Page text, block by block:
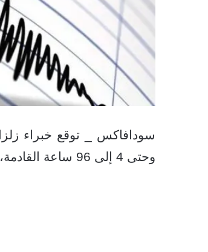
سودافاكس _ توقع خبراء
وحتى 4 إلى 96 ساعة القادمة، وبعد 10-15 يومًا (خاصةً 10-16 يونيو 2025).